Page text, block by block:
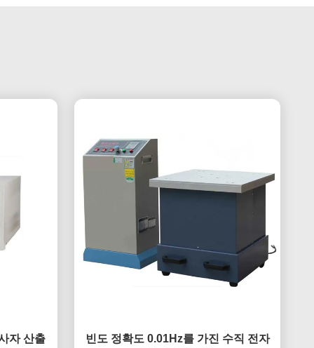
자 산출
빈도 정확도 0.01Hz를 가진 수직 전자